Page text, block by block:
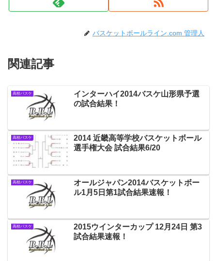
バスケットボールライン.com 管理人
関連記事
高校バスケ
インターハイ2014バスケ山形県予選
の試合結果！
高校バスケ
2014 近畿高等学校バスケットボール
選手権大会 試合結果6/20
高校バスケ
オールジャパン2014バスケットボー
ル1月5日第1試合結果速報！
高校バスケ
2015ウインターカップ 12月24日 第3
試合結果速報！